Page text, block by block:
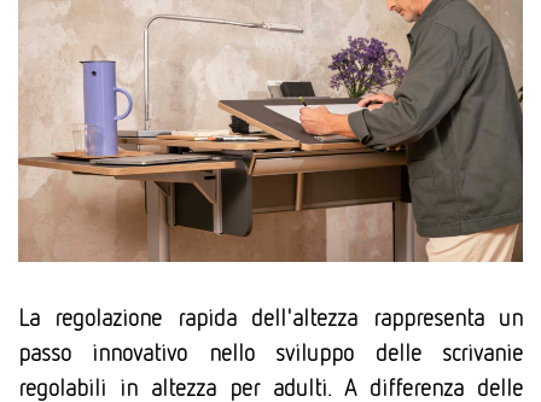
La regolazione rapida dell'altezza rappresenta un
passo innovativo nello sviluppo delle scrivanie
regolabili in altezza per adulti. A differenza delle